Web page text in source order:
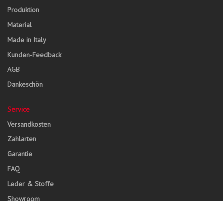
Produktion
Material
Made in Italy
Kunden-Feedback
AGB
Dankeschön
Service
Versandkosten
Zahlarten
Garantie
FAQ
Leder & Stoffe
Showroom